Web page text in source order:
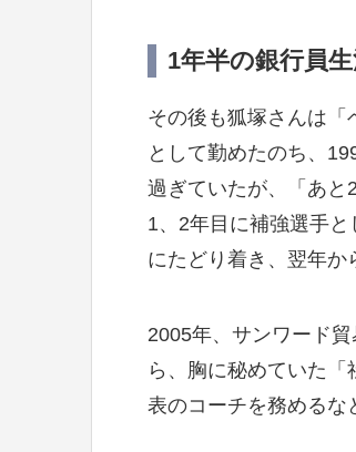
1年半の銀行員
その後も狐塚さんは「
として勤めたのち、
過ぎていたが、「あと
1、2年目に補強選手
にたどり着き、翌年か
2005年、サンワード
ら、胸に秘めていた
表のコーチを務めるな